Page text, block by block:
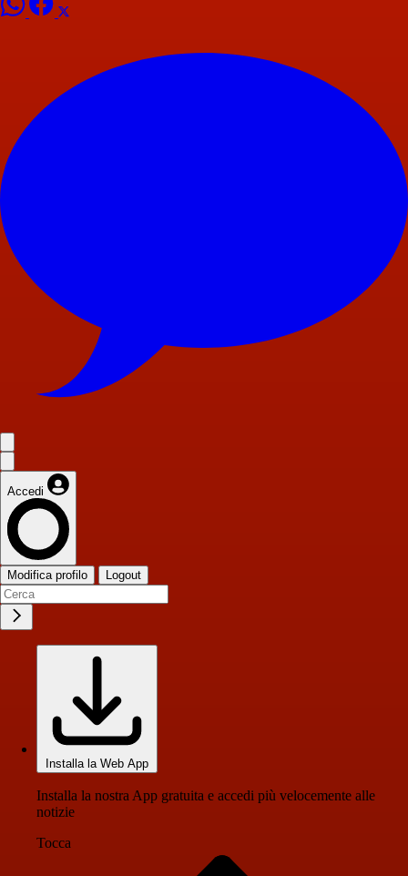
Accedi
Modifica profilo Logout
Installa la Web App
Installa la nostra App gratuita e accedi più velocemente alle
notizie
Tocca